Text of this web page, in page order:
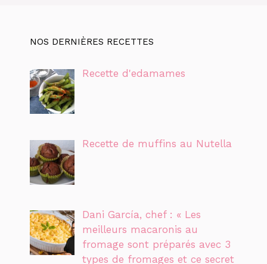
NOS DERNIÈRES RECETTES
Recette d'edamames
Recette de muffins au Nutella
Dani García, chef : « Les
meilleurs macaronis au
fromage sont préparés avec 3
types de fromages et ce secret